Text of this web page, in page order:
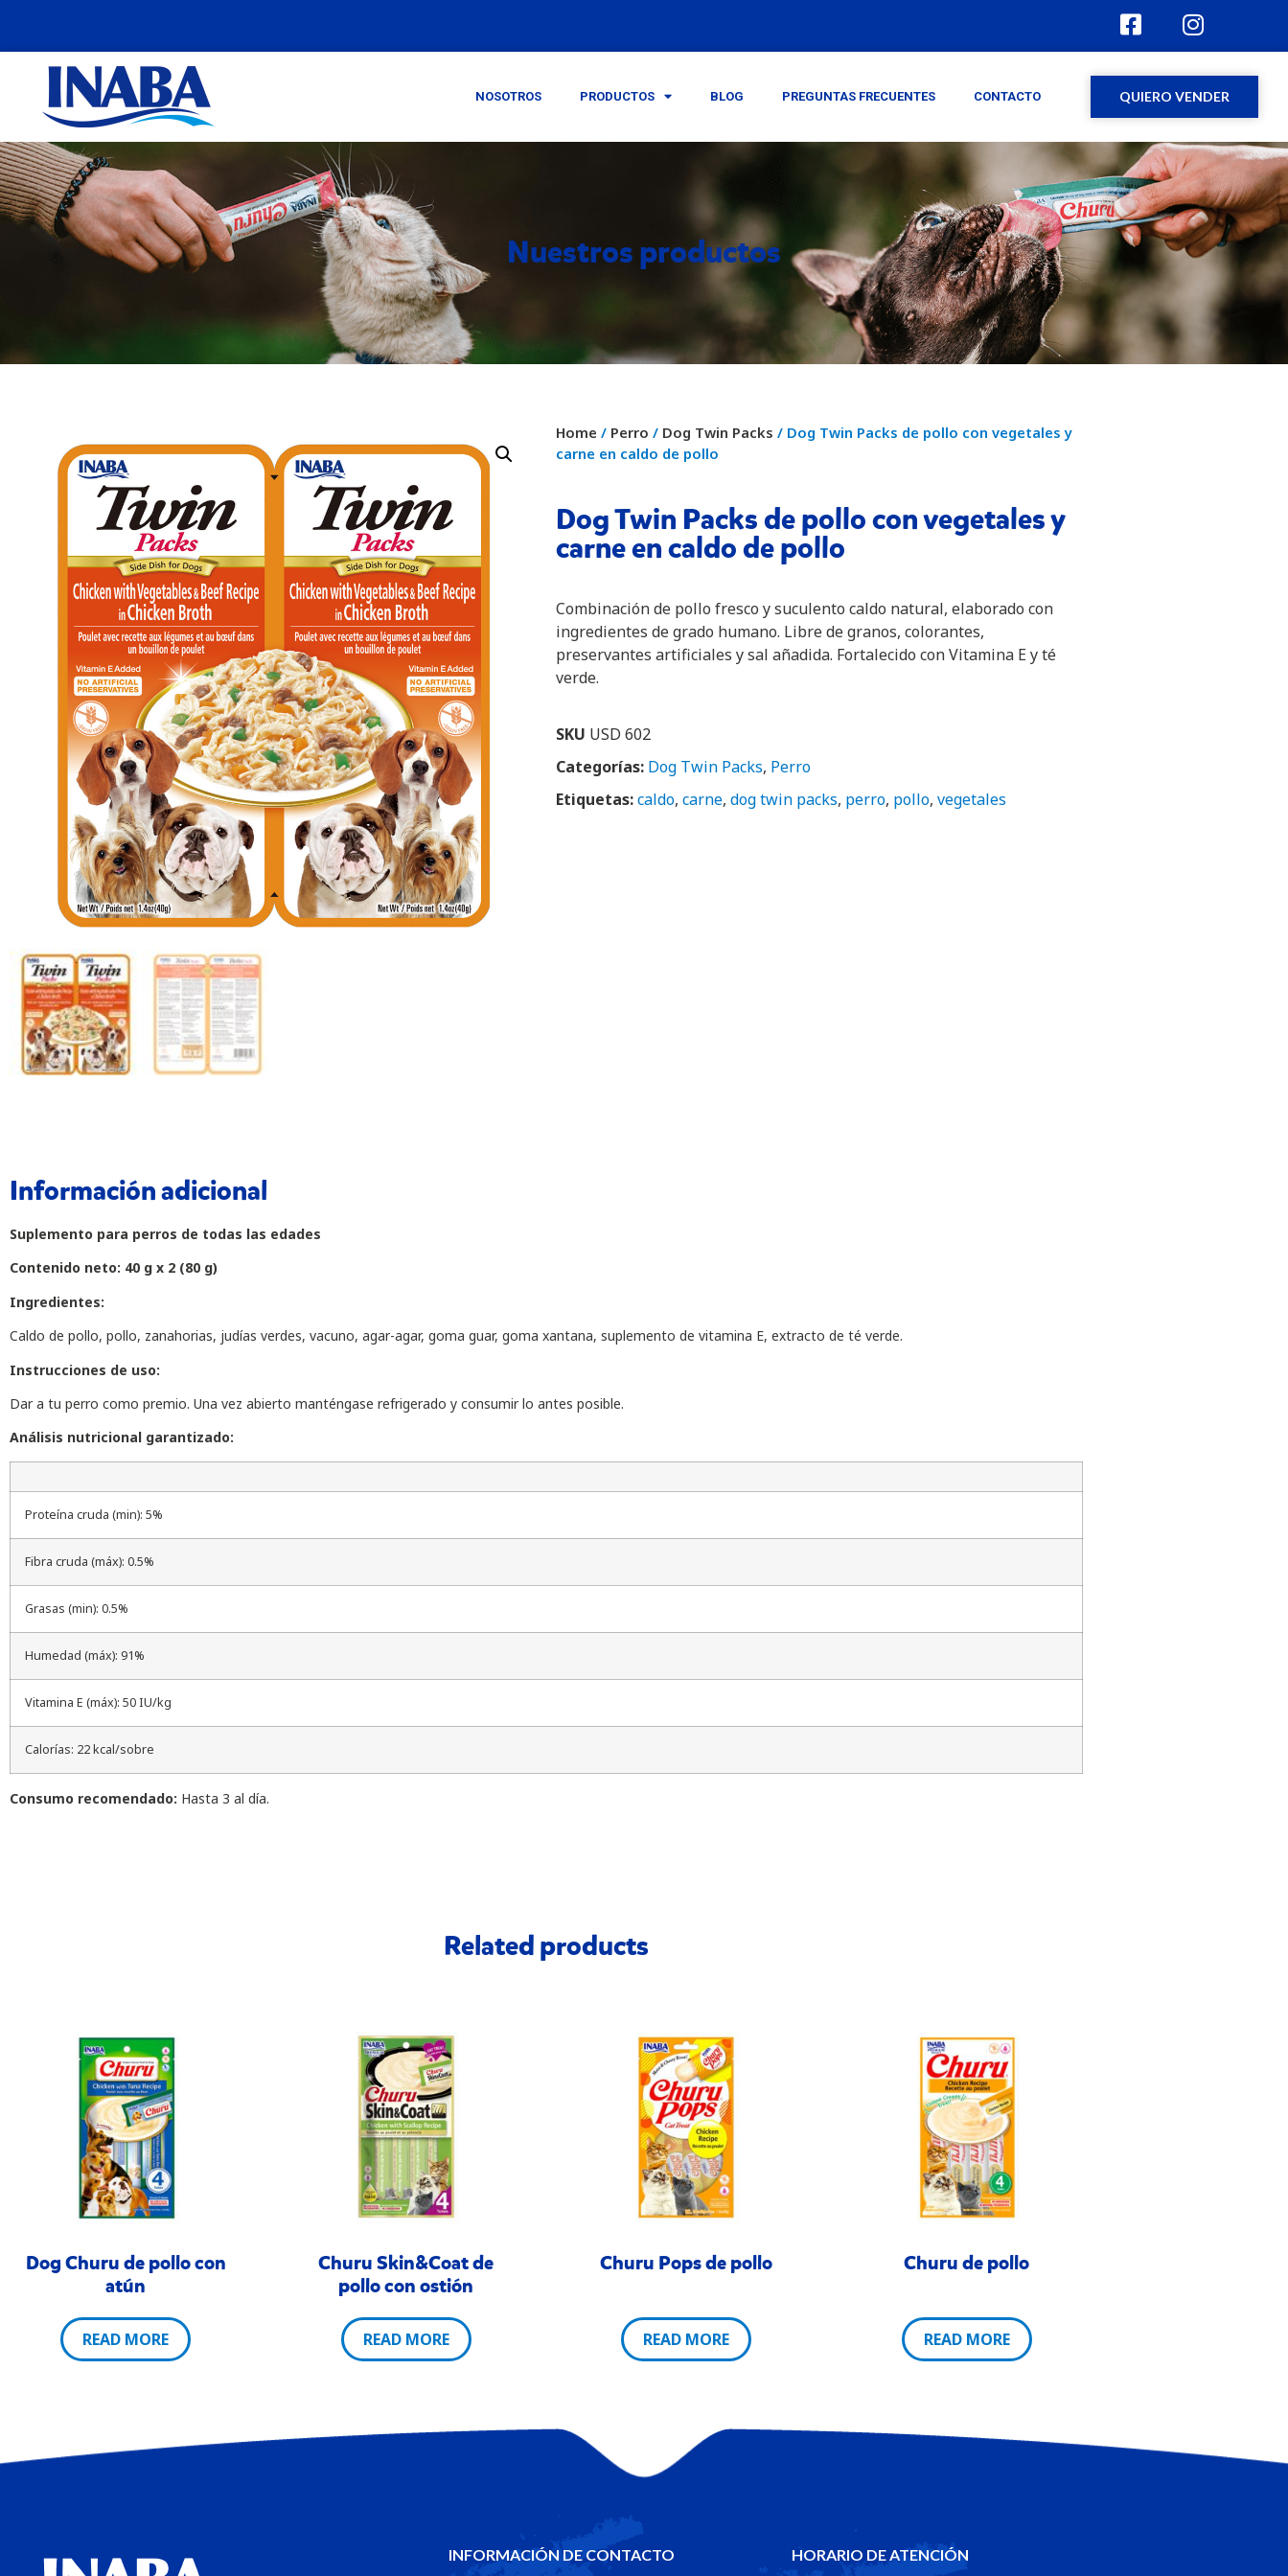
NOSOTROS PRODUCTOS BLOG PREGUNTAS FRECUENTES CONTACTO QUIERO VENDER
Nuestros productos
Home / Perro / Dog Twin Packs / Dog Twin Packs de pollo con vegetales y
carne en caldo de pollo
Dog Twin Packs de pollo con vegetales y
carne en caldo de pollo
Combinación de pollo fresco y suculento caldo natural, elaborado con
ingredientes de grado humano. Libre de granos, colorantes,
preservantes artificiales y sal añadida. Fortalecido con Vitamina E y té
verde.
SKU USD 602
Categorías: Dog Twin Packs, Perro
Etiquetas:caldo, carne, dog twin packs, perro, pollo, vegetales
Información adicional
Suplemento para perros de todas las edades
Contenido neto: 40 g x 2 (80 g)
Ingredientes:
Caldo de pollo, pollo, zanahorias, judías verdes, vacuno, agar-agar, goma guar, goma xantana, suplemento de vitamina E, extracto de té verde.
Instrucciones de uso:
Dar a tu perro como premio. Una vez abierto manténgase refrigerado y consumir lo antes posible.
Análisis nutricional garantizado:
Proteína cruda (min): 5%
Fibra cruda (máx): 0.5%
Grasas (min): 0.5%
Humedad (máx): 91%
Vitamina E (máx): 50 IU/kg
Calorías: 22 kcal/sobre
Consumo recomendado: Hasta 3 al día.
Related products
Dog Churu de pollo con
atún
READ MORE
Churu Skin&Coat de
pollo con ostión
READ MORE
Churu Pops de pollo
READ MORE
Churu de pollo
READ MORE
INFORMACIÓN DE CONTACTO HORARIO DE ATENCIÓN